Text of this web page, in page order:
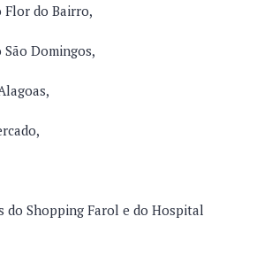
Flor do Bairro,
Domingos,
do Shopping Farol e do Hospital